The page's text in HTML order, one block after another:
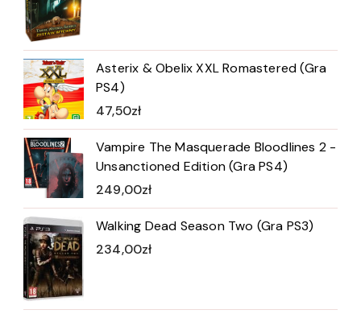
Asterix & Obelix XXL Romastered (Gra
PS4)
47,50zł
Vampire The Masquerade Bloodlines 2 -
Unsanctioned Edition (Gra PS4)
249,00zł
Walking Dead Season Two (Gra PS3)
234,00zł